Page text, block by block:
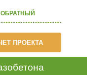
ОБРАТНЫЙ
ПРОЕКТА